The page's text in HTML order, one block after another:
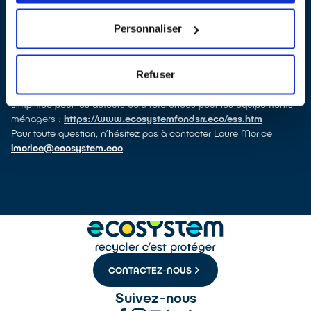
Personnaliser
Refuser
Et pour rappel, les acteurs de l'ESS peuvent être désormais
référencés par ecosystem pour le réemploi - réutilisation des
équipements professionnels au même titre que pour les
simplifiée pour les acteurs déjà référencés pour les équipements
ménagers : https://www.ecosystemfondsrr.eco/ess.htm
Pour toute question, n’hésitez pas à contacter Laure Morice
lmorice@ecosystem.eco
CONTACTEZ-NOUS
Suivez-nous